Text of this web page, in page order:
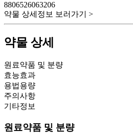
8806526063206
약물 상세정보 보러가기 >
약물 상세
원료약품 및 분량
효능효과
용법용량
주의사항
기타정보
원료약품 및 분량